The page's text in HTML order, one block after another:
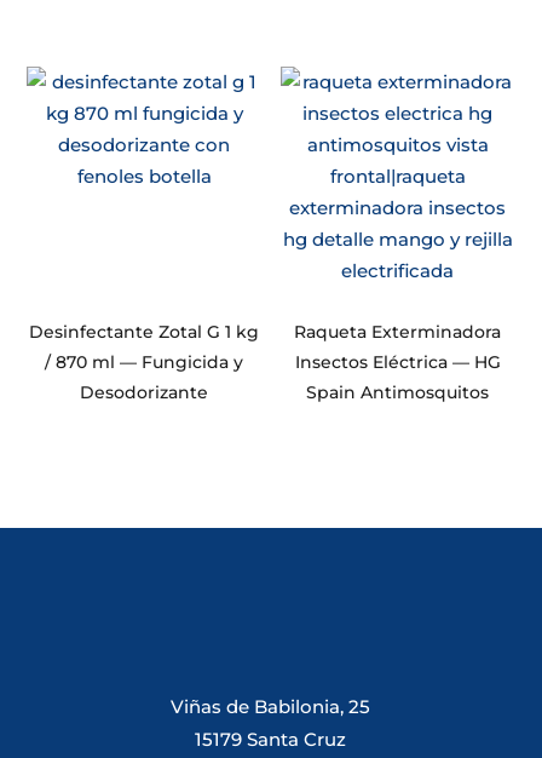
Desinfectante Zotal G 1 kg
/ 870 ml — Fungicida y
Desodorizante
Raqueta Exterminadora
Insectos Eléctrica — HG
Spain Antimosquitos
Viñas de Babilonia, 25
15179 Santa Cruz